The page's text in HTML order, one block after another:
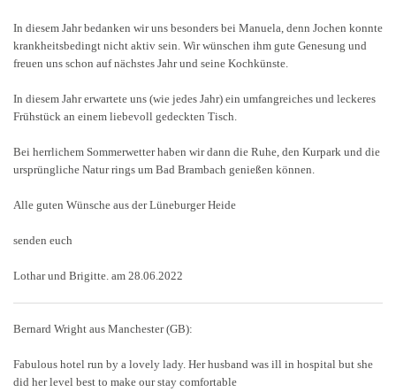
In diesem Jahr bedanken wir uns besonders bei Manuela, denn Jochen konnte
krankheitsbedingt nicht aktiv sein. Wir wünschen ihm gute Genesung und
freuen uns schon auf nächstes Jahr und seine Kochkünste.
In diesem Jahr erwartete uns (wie jedes Jahr) ein umfangreiches und leckeres
Frühstück an einem liebevoll gedeckten Tisch.
Bei herrlichem Sommerwetter haben wir dann die Ruhe, den Kurpark und die
ursprüngliche Natur rings um Bad Brambach genießen können.
Alle guten Wünsche aus der Lüneburger Heide
senden euch
Lothar und Brigitte. am 28.06.2022
Bernard Wright aus Manchester (GB):
Fabulous hotel run by a lovely lady. Her husband was ill in hospital but she
did her level best to make our stay comfortable